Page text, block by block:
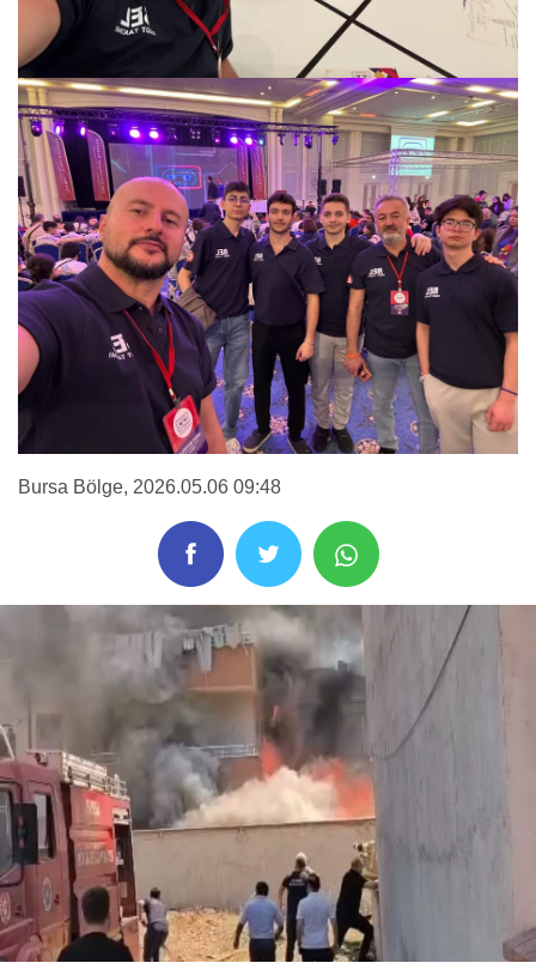
Bursa Bölge, 2026.05.06 09:48